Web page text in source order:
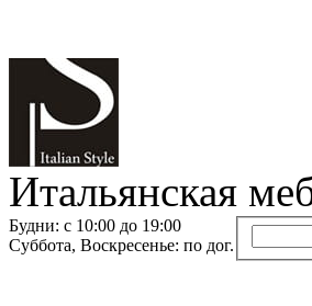
Итальянская
Будни: с 10:00 до 19:00
Суббота, Воскресенье: по дог.